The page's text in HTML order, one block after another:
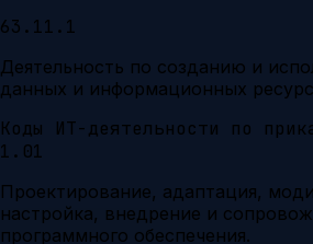
63.11.1
Деятельность по созданию и
данных и информационных
Коды ИТ-деятельности по
1.01
Проектирование, адаптация,
настройка, внедрение и
программного обеспечения.